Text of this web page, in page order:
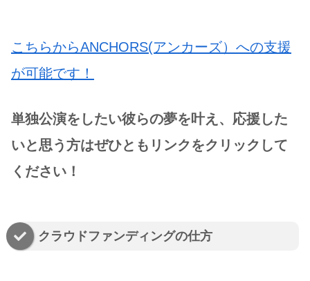
こちらからANCHORS(アンカーズ）への支援
が可能です！
単独公演をしたい彼らの夢を叶え、応援した
いと思う方はぜひともリンクをクリックして
ください！
クラウドファンディングの仕方